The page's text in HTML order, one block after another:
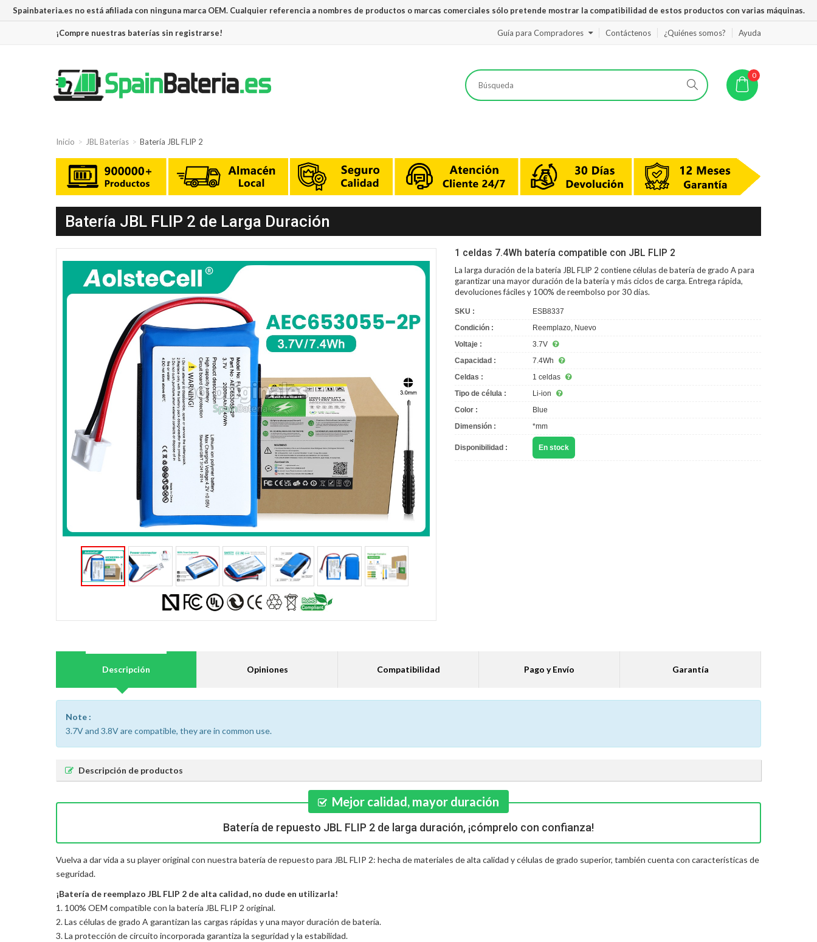
Spainbateria.es no está afiliada con ninguna marca OEM. Cualquier referencia a nombres de productos o marcas comerciales sólo pretende mostrar la compatibilidad de estos productos con varias máquinas.
¡Compre nuestras baterías sin registrarse! Guía para Compradores Contáctenos ¿Quiénes somos? Ayuda
0
Inicio JBL Baterías Batería JBL FLIP 2
Batería JBL FLIP 2 de Larga Duración
1 celdas 7.4Wh batería compatible con JBL FLIP 2
La larga duración de labatería JBL FLIP 2 contiene células de batería de grado A para
garantizar una mayor duración de la batería y más ciclos de carga. Entrega rápida,
devoluciones fáciles y 100% de reembolso por 30 días.
SKU :
ESB8337
Condición :
Reemplazo, Nuevo
Voltaje :
3.7V
Capacidad :
7.4Wh
Celdas :
1 celdas
Tipo de célula :
Li-ion
Color :
Blue
Dimensión :
*mm
Disponibilidad : En stock
Descripción Opiniones Compatibilidad Pago y Envío Garantía
Note :
3.7V and 3.8V are compatible, they are in common use.
Descripción de productos
Mejor calidad, mayor duración
Batería de repuesto JBL FLIP 2 de larga duración, ¡cómprelo con confianza!
Vuelva a dar vida a su player original con nuestra batería de repuesto para JBL FLIP 2: hecha de materiales de alta calidad y células de grado superior, también cuenta con características de
seguridad.
¡Batería de reemplazo JBL FLIP 2 de alta calidad, no dude en utilizarla!
1. 100% OEM compatible con la batería JBL FLIP 2 original.
2. Las células de grado A garantizan las cargas rápidas y una mayor duración de batería.
3. La protección de circuito incorporada garantiza la seguridad y la estabilidad.